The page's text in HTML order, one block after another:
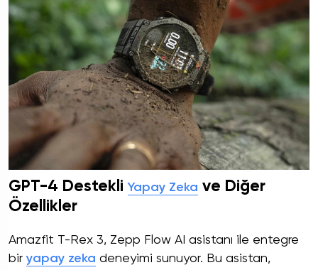
GPT-4 DestekliYapay Zeka ve Diğer
Özellikler
Amazfit T-Rex 3, Zepp Flow AI asistanı ile entegre
biryapay zeka deneyimi sunuyor. Bu asistan,